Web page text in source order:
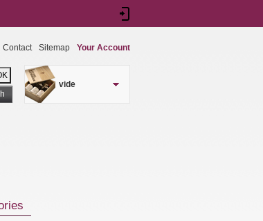
vide
Contact Sitemap Your Account